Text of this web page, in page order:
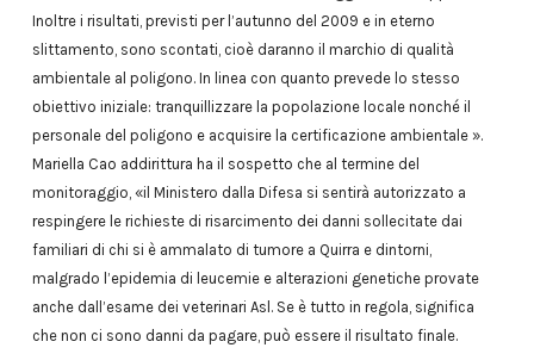
Inoltre i risultati, previsti per l’autunno del 2009 e in eterno
slittamento, sono scontati, cioè daranno il marchio di qualità
ambientale al poligono. In linea con quanto prevede lo stesso
obiettivo iniziale: tranquillizzare la popolazione locale nonché il
personale del poligono e acquisire la certificazione ambientale ».
Mariella Cao addirittura ha il sospetto che al termine del
monitoraggio, «il Ministero dalla Difesa si sentirà autorizzato a
respingere le richieste di risarcimento dei danni sollecitate dai
familiari di chi si è ammalato di tumore a Quirra e dintorni,
malgrado l’epidemia di leucemie e alterazioni genetiche provate
anche dall’esame dei veterinari Asl. Se è tutto in regola, significa
che non ci sono danni da pagare, può essere il risultato finale.